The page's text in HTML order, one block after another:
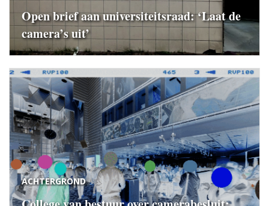
Open brief aan universiteitsraad: ‘Laat de
camera’s uit’
ACHTERGROND